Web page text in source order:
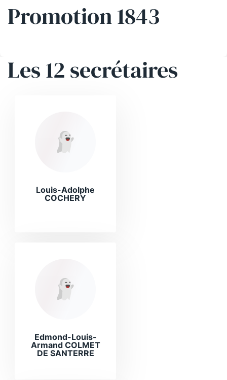
Promotion 1843
Les 12 secrétaires
Louis-Adolphe
COCHERY
Edmond-Louis-
Armand COLMET
DE SANTERRE